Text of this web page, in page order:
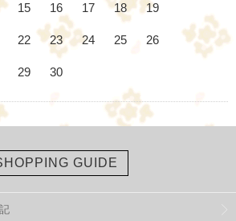
15 16 17 18 19
22 23 24 25 26
29 30
GUIDE